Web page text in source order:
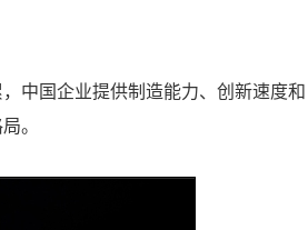
中国企业提供制造能力、创新速度和
。